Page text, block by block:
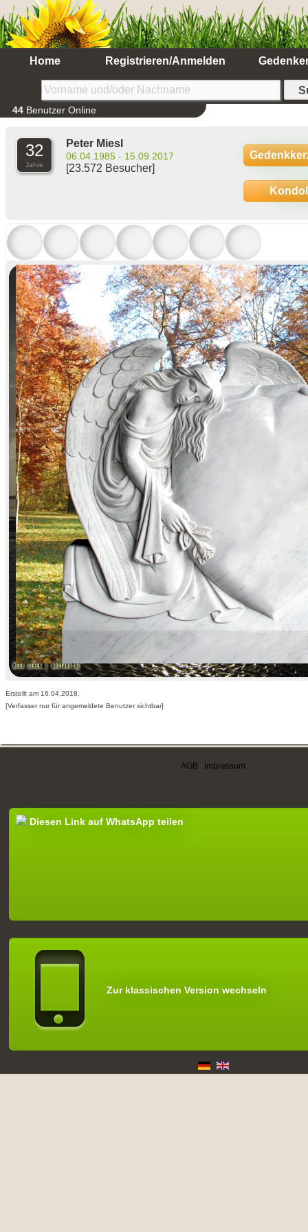
Home Registrieren/Anmelden
44 Benutzer Online
32
Jahre
Peter Miesl
06.04.1985 - 15.09.2017
[23.572 Besucher]
Erstellt am 16.04.2018,
[Verfasser nur für angemeldete Benutzer sichtbar]
AGB Impressum
Diesen Link auf WhatsApp teilen
Zur klassischen Version wechseln